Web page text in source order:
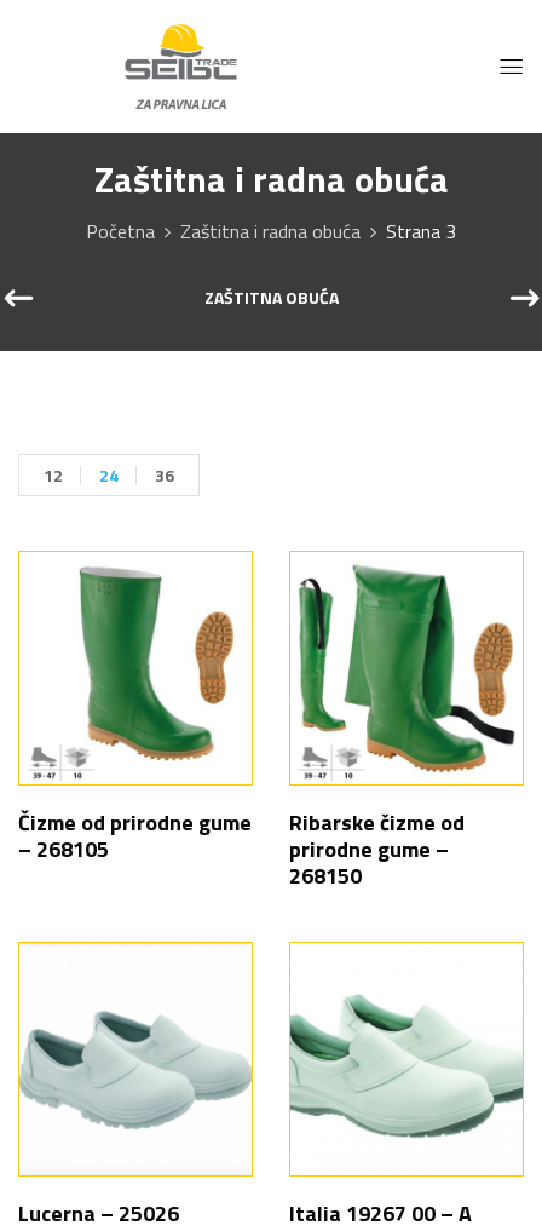
Zaštitna i radna obuća
Početna Zaštitna i radna obuća Strana 3
ZAŠTITNA OBUĆA
12 24 36
Čizme od prirodne gume
– 268105
Ribarske čizme od
prirodne gume –
268150
Lucerna – 25026 Italia 19267 00 – A